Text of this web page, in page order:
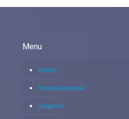
Menu
Home
Nossa Empresa
Seguros